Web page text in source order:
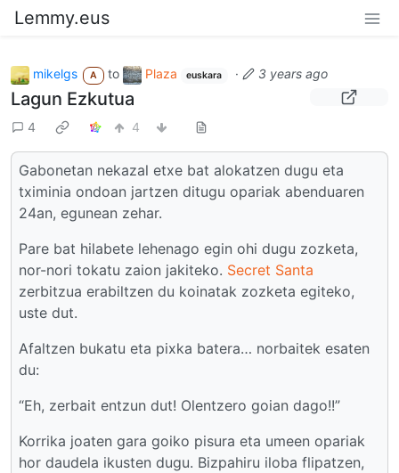
Lemmy.eus
mikelgs A to Plaza euskara · 3 years ago
Lagun Ezkutua
4 4
Gabonetan nekazal etxe bat alokatzen dugu eta
tximinia ondoan jartzen ditugu opariak abenduaren
24an, egunean zehar.
Pare bat hilabete lehenago egin ohi dugu zozketa,
nor-nori tokatu zaion jakiteko. Secret Santa
zerbitzua erabiltzen du koinatak zozketa egiteko,
uste dut.
Afaltzen bukatu eta pixka batera… norbaitek esaten
du:
“Eh, zerbait entzun dut! Olentzero goian dago!!”
Korrika joaten gara goiko pisura eta umeen opariak
hor daudela ikusten dugu. Bizpahiru iloba flipatzen,